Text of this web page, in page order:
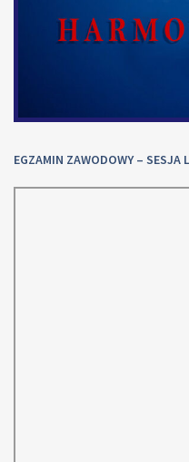
EGZAMIN ZAWODOWY – SESJA